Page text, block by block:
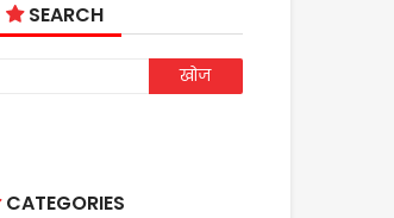
SEARCH
CATEGORIES